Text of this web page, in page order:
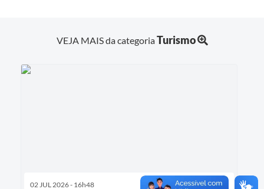
VEJA MAIS da categoriaTurismo
02 JUL 2026 - 16h48